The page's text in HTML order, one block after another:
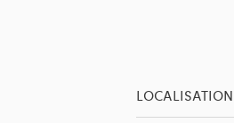
LOCALISATION